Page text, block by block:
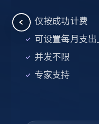
Searching data by
Name, URL, ID, Cb
Industries, Operating
仅按成功计费
可设置每月支出
并发不限
专家支持